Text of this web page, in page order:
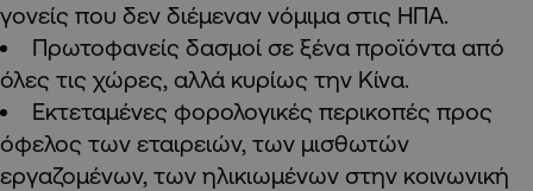
γονείς που δεν διέμεναν νόμιμα στις ΗΠΑ.
Πρωτοφανείς δασμοί σε ξένα προϊόντα από
όλες τις χώρες, αλλά κυρίως την Κίνα.
Εκτεταμένες φορολογικές περικοπές προς
όφελος των εταιρειών, των μισθωτών
εργαζομένων, των ηλικιωμένων στην κοινωνική